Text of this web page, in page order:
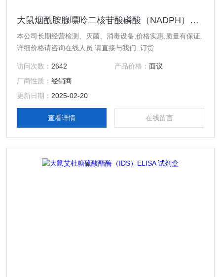
大鼠烟酰胺腺嘌呤二核苷酸磷酸（NADPH）ELISA 试剂盒
本公司长期经营检测、灭菌、消毒设备,价格实惠,质量有保证.
详细价格请咨询在线人员.请直接与我们..订货
访问次数： 2642 产品价格： 面议
厂商性质：经销商
更新日期： 2025-02-20
查看详情 在线留言